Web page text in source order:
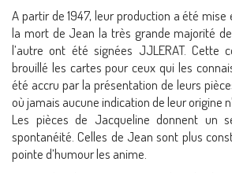
A partir de 1947, leur production a été mise
la mort de Jean la très grande majorité
l’autre ont été signées JJLERAT. Cette
brouillé les cartes pour ceux qui les
été accru par la présentation de leurs
où jamais aucune indication de leur origine
Les pièces de Jacqueline donnent un
spontanéité. Celles de Jean sont plus
pointe d’humour les anime.